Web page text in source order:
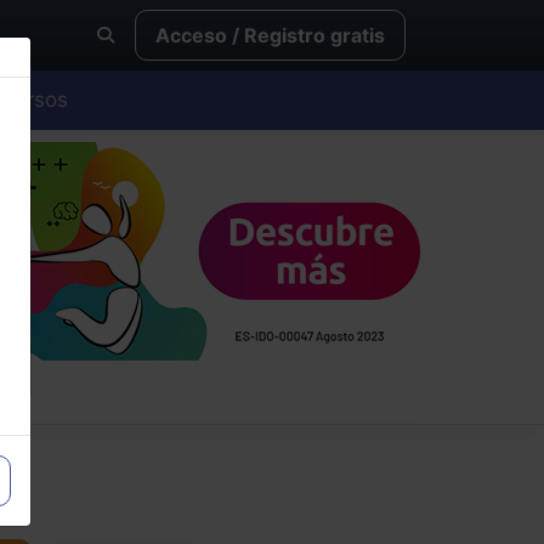
Acceso / Registro gratis
Cursos